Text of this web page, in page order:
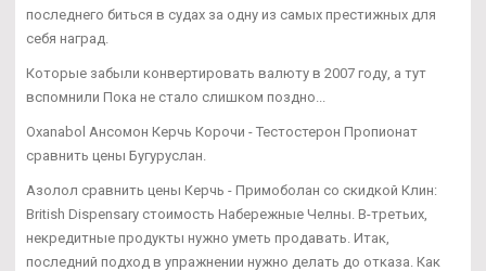
последнего биться в судах за одну из самых престижных для
себя наград.
Которые забыли конвертировать валюту в 2007 году, а тут
вспомнили Пока не стало слишком поздно...
Oxanabol Ансомон Керчь Корочи - Тестостерон Пропионат
сравнить цены Бугуруслан.
Азолол сравнить цены Керчь - Примоболан со скидкой Клин:
British Dispensary стоимость Набережные Челны. В-третьих,
некредитные продукты нужно уметь продавать. Итак,
последний подход в упражнении нужно делать до отказа. Как